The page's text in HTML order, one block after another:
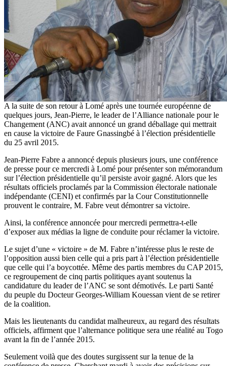
A la suite de son retour à Lomé après une tournée européenne de
quelques jours, Jean-Pierre, le leader de l’Alliance nationale pour le
Changement (ANC) avait annoncé un grand déballage qui mettrait
en cause la victoire de Faure Gnassingbé à l’élection présidentielle
du 25 avril 2015.
Jean-Pierre Fabre a annoncé depuis plusieurs jours, une conférence
de presse pour ce mercredi à Lomé pour présenter son mémorandum
sur l’élection présidentielle qu’il persiste avoir gagné. Alors que les
résultats officiels proclamés par la Commission électorale nationale
indépendante (CENI) et confirmés par la Cour Constitutionnelle
prouvent le contraire, M. Fabre veut démontrer sa victoire.
Ainsi, la conférence annoncée pour mercredi permettra-t-elle
d’exposer aux médias la ligne de conduite pour réclamer la victoire.
Le sujet d’une « victoire » de M. Fabre n’intéresse plus le reste de
l’opposition aussi bien celle qui a pris part à l’élection présidentielle
que celle qui l’a boycottée. Même des partis membres du CAP 2015,
ce regroupement de cinq partis politiques ayant soutenus la
candidature du leader de l’ANC se sont démotivés. Le parti Santé
du peuple du Docteur Georges-William Kouessan vient de se retirer
de la coalition.
Mais les lieutenants du candidat malheureux, au regard des résultats
officiels, affirment que l’alternance politique sera une réalité au Togo
avant la fin de l’année 2015.
Seulement voilà que des doutes surgissent sur la tenue de la